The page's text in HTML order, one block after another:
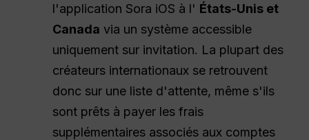
l'application Sora iOS à l' États-Unis et
Canada via un système accessible
uniquement sur invitation. La plupart des
créateurs internationaux se retrouvent
donc sur une liste d'attente, même s'ils
sont prêts à payer les frais
supplémentaires associés aux comptes